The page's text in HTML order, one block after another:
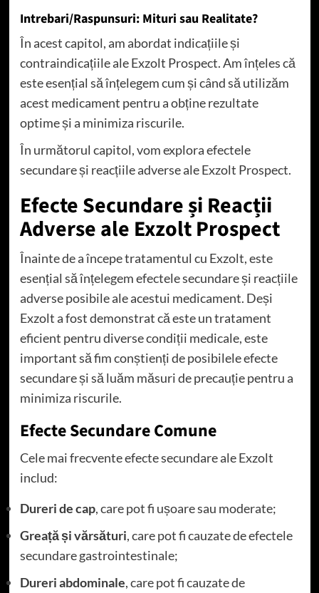
Intrebari/Raspunsuri: Mituri sau Realitate?
În acest capitol, am abordat indicațiile și
contraindicațiile ale Exzolt Prospect. Am înțeles că
este esențial să înțelegem cum și când să utilizăm
acest medicament pentru a obține rezultate
optime și a minimiza riscurile.
În următorul capitol, vom explora efectele
secundare și reacțiile adverse ale Exzolt Prospect.
Efecte Secundare și Reacții
Adverse ale Exzolt Prospect
Înainte de a începe tratamentul cu Exzolt, este
esențial să înțelegem efectele secundare și reacțiile
adverse posibile ale acestui medicament. Deși
Exzolt a fost demonstrat că este un tratament
eficient pentru diverse condiții medicale, este
important să fim conștienți de posibilele efecte
secundare și să luăm măsuri de precauție pentru a
minimiza riscurile.
Efecte Secundare Comune
Cele mai frecvente efecte secundare ale Exzolt
includ:
Dureri de cap, care pot fi ușoare sau moderate;
Greață și vărsături, care pot fi cauzate de efectele
secundare gastrointestinale;
Dureri abdominale, care pot fi cauzate de